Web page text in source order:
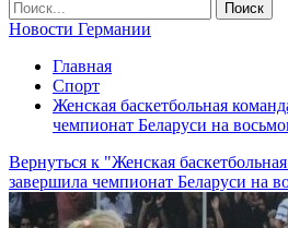
Новости Германии
Главная
Спорт
Женская баскетбольная
чемпионат Беларуси на
Вернуться к "Женская
завершила чемпионат Беларуси на